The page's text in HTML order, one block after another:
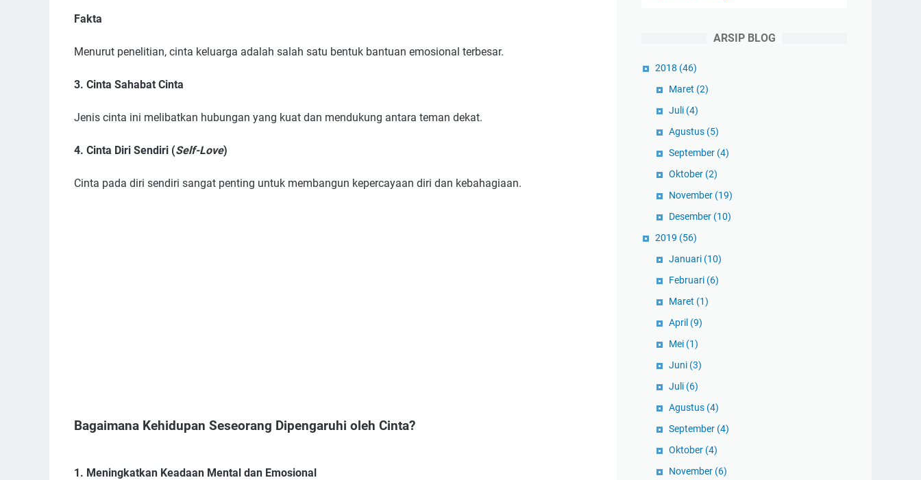
Fakta
Menurut penelitian, cinta keluarga adalah salah satu bentuk bantuan emosional terbesar.
3. Cinta Sahabat Cinta
Jenis cinta ini melibatkan hubungan yang kuat dan mendukung antara teman dekat.
4. Cinta Diri Sendiri (Self-Love)
Cinta pada diri sendiri sangat penting untuk membangun kepercayaan diri dan kebahagiaan.
Bagaimana Kehidupan Seseorang Dipengaruhi oleh Cinta?
1. Meningkatkan Keadaan Mental dan Emosional
ARSIP BLOG
2018 (46)
Maret (2)
Juli (4)
Agustus (5)
September (4)
Oktober (2)
November (19)
Desember (10)
2019 (56)
Januari (10)
Februari (6)
Maret (1)
April (9)
Mei (1)
Juni (3)
Juli (6)
Agustus (4)
September (4)
Oktober (4)
November (6)